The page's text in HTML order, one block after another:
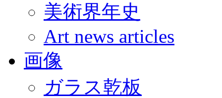
美術界年史
Art news articles
画像
ガラス乾板